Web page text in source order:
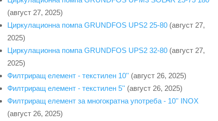
(август 27, 2025)
Циркулационна помпа GRUNDFOS UPS2 25-80 (август 27,
2025)
Циркулационна помпа GRUNDFOS UPS2 32-80 (август 27,
2025)
Филтриращ елемент - текстилен 10'' (август 26, 2025)
Филтриращ елемент - текстилен 5'' (август 26, 2025)
Филтриращ елемент за многократна употреба - 10'' INOX
(август 26, 2025)